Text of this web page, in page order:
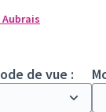
Aubrais
de vue :